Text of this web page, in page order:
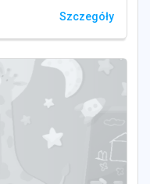
Szczegóły